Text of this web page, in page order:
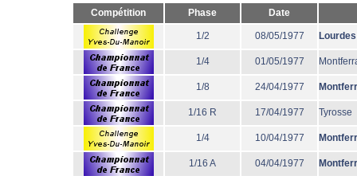
Compétition Phase Date
1/2 08/05/1977 Lourdes
1/4 01/05/1977
1/8 24/04/1977
1/16 R 17/04/1977 Tyrosse
1/4 10/04/1977
1/16 A 04/04/1977